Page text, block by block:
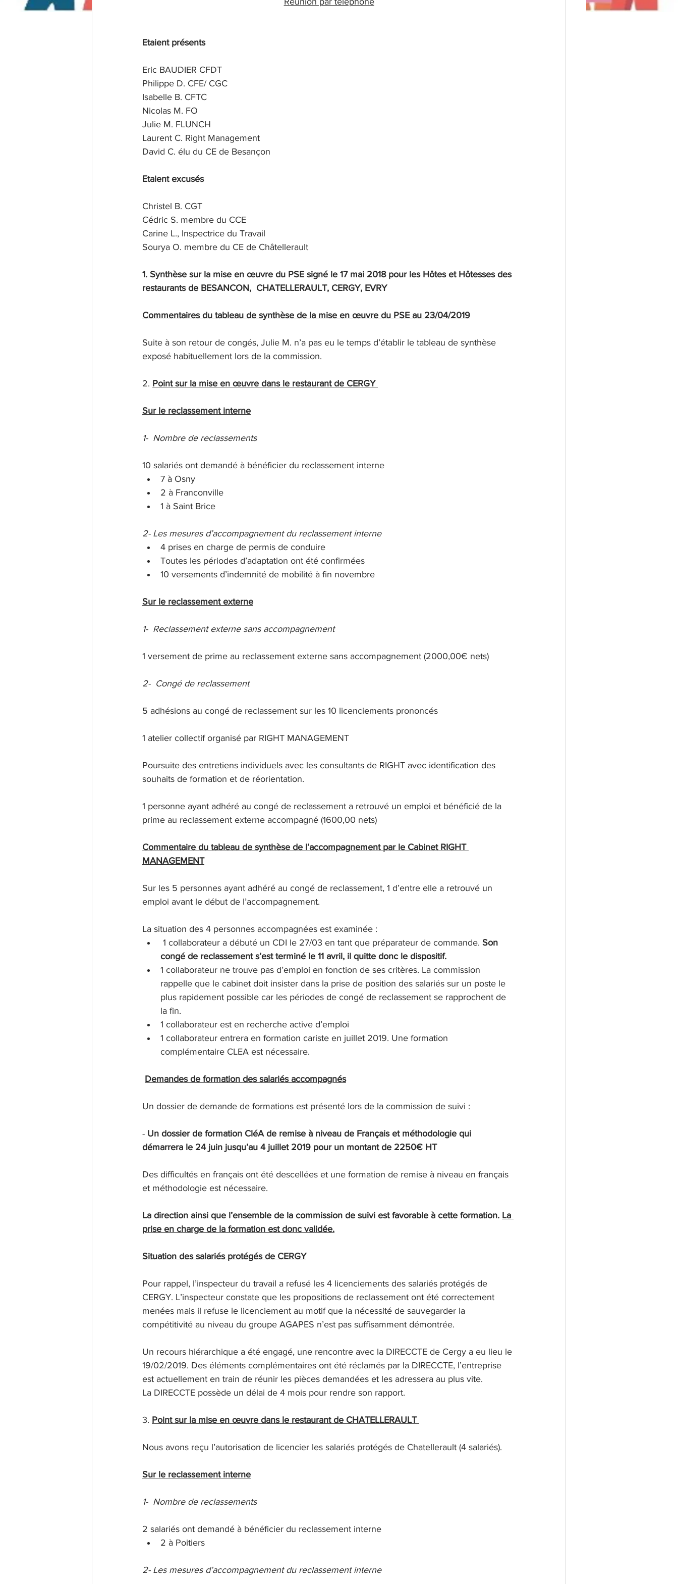
Etaient présents
Eric BAUDIER CFDT
Philippe D. CFE/ CGC
Isabelle B. CFTC
Nicolas M. FO
Julie M. FLUNCH
Laurent C. Right Management
David C. élu du CE de Besançon
Etaient excusés
Christel B. CGT
Cédric S. membre du CCE
Carine L., Inspectrice du Travail
Sourya O. membre du CE de Châtellerault
1. Synthèse sur la mise en œuvre du PSE signé le 17 mai 2018 pour les Hôtes et Hôtesses des
restaurants de BESANCON,  CHATELLERAULT, CERGY, EVRY
Commentaires du tableau de synthèse de la mise en œuvre du PSE au 23/04/2019
Suite à son retour de congés, Julie M. n’a pas eu le temps d’établir le tableau de synthèse
exposé habituellement lors de la commission.
2. Point sur la mise en œuvre dans le restaurant de CERGY
Sur le reclassement interne
1- Nombre de reclassements
10 salariés ont demandé à bénéficier du reclassement interne
7 à Osny
2 à Franconville
1 à Saint Brice
2- Les mesures d’accompagnement du reclassement interne
4 prises en charge de permis de conduire
Toutes les périodes d’adaptation ont été confirmées
10 versements d’indemnité de mobilité à fin novembre
Sur le reclassement externe
1- Reclassement externe sans accompagnement
1 versement de prime au reclassement externe sans accompagnement (2000,00€ nets)
2- Congé de reclassement
5 adhésions au congé de reclassement sur les 10 licenciements prononcés
1 atelier collectif organisé par RIGHT MANAGEMENT
Poursuite des entretiens individuels avec les consultants de RIGHT avec identification des
souhaits de formation et de réorientation.
1 personne ayant adhéré au congé de reclassement a retrouvé un emploi et bénéficié de la
prime au reclassement externe accompagné (1600,00 nets)
Commentaire du tableau de synthèse de l’accompagnement par le Cabinet RIGHT
MANAGEMENT
Sur les 5 personnes ayant adhéré au congé de reclassement, 1 d’entre elle a retrouvé un
emploi avant le début de l’accompagnement.
La situation des 4 personnes accompagnées est examinée :
1 collaborateur a débuté un CDI le 27/03 en tant que préparateur de commande. Son
congé de reclassement s’est terminé le 11 avril, il quitte donc le dispositif.
1 collaborateur ne trouve pas d’emploi en fonction de ses critères. La commission
rappelle que le cabinet doit insister dans la prise de position des salariés sur un poste le
plus rapidement possible car les périodes de congé de reclassement se rapprochent de
la fin.
1 collaborateur est en recherche active d’emploi
1 collaborateur entrera en formation cariste en juillet 2019. Une formation
complémentaire CLEA est nécessaire.
Demandes de formation des salariés accompagnés
Un dossier de demande de formations est présenté lors de la commission de suivi :
- Un dossier de formation CléA de remise à niveau de Français et méthodologie qui
démarrera le 24 juin jusqu’au 4 juillet 2019 pour un montant de 2250€ HT
Des difficultés en français ont été descellées et une formation de remise à niveau en français
et méthodologie est nécessaire.
La direction ainsi que l’ensemble de la commission de suivi est favorable à cette formation. La
prise en charge de la formation est donc validée.
Situation des salariés protégés de CERGY
Pour rappel, l’inspecteur du travail a refusé les 4 licenciements des salariés protégés de
CERGY. L’inspecteur constate que les propositions de reclassement ont été correctement
menées mais il refuse le licenciement au motif que la nécessité de sauvegarder la
compétitivité au niveau du groupe AGAPES n’est pas suffisamment démontrée.
Un recours hiérarchique a été engagé, une rencontre avec la DIRECCTE de Cergy a eu lieu le
19/02/2019. Des éléments complémentaires ont été réclamés par la DIRECCTE, l’entreprise
est actuellement en train de réunir les pièces demandées et les adressera au plus vite.
La DIRECCTE possède un délai de 4 mois pour rendre son rapport.
3. Point sur la mise en œuvre dans le restaurant de CHATELLERAULT
Nous avons reçu l’autorisation de licencier les salariés protégés de Chatellerault (4 salariés).
Sur le reclassement interne
1- Nombre de reclassements
2 salariés ont demandé à bénéficier du reclassement interne
2 à Poitiers
2- Les mesures d’accompagnement du reclassement interne